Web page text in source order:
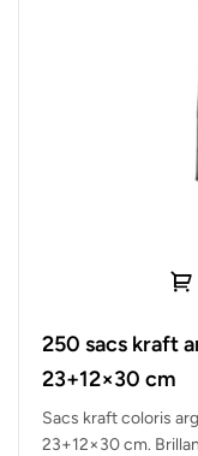
250 sacs kraft
23+12×30 cm
Sacs kraft coloris
23+12×30 cm.